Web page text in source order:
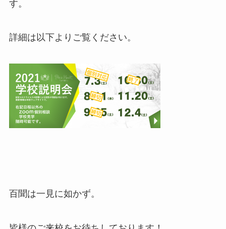
す。
詳細は以下よりご覧ください。
百聞は一見に如かず。